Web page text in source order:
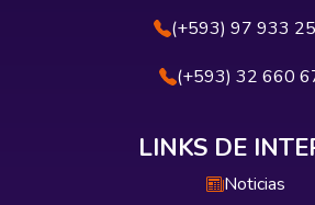
(+593) 97 933
(+593) 32 660
LINKS DE
Noticias